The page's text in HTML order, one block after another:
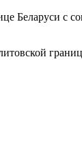
Беларуси